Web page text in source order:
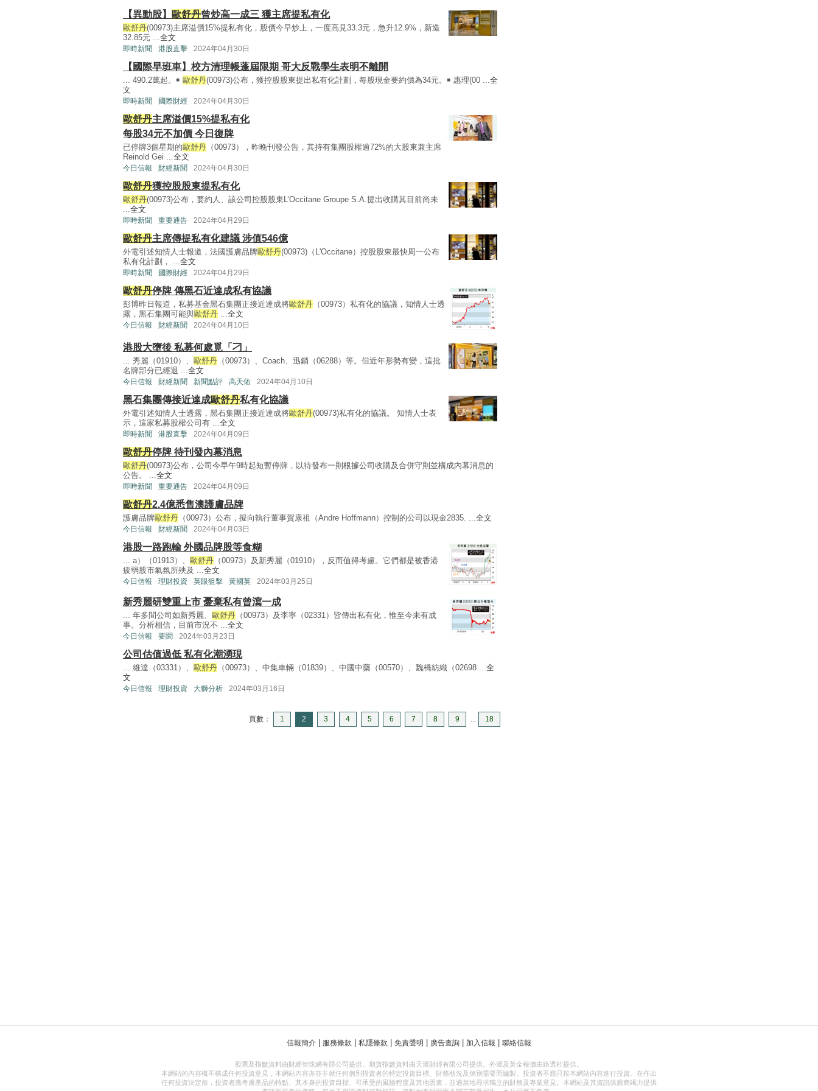
【異動股】 歐舒丹曾炒高一成三 獲主席提私有化
歐舒丹(00973)主席溢價15%提私有化，股價今早炒上，一度高見33.3元，急升12.9%，新造
32.85元 ...全文
即時新聞 港股直擊 2024年04月30日
【國際早班車】校方清理帳蓬屆限期 哥大反戰學生表明不離開
... 490.2萬起。￭ 歐舒丹(00973)公布，獲控股股東提出私有化計劃，每股現金要約價為34元。￭ 惠理(00 ...全
文
即時新聞 國際財經 2024年04月30日
歐舒丹主席溢價15%提私有化
每股34元不加價 今日復牌
已停牌3個星期的歐舒丹 （00973），昨晚刊發公告，其持有集團股權逾72%的大股東兼主席
Reinold Gei ...全文
今日信報 財經新聞 2024年04月30日
歐舒丹獲控股股東提私有化
歐舒丹(00973)公布，要約人、該公司控股股東L’Occitane Groupe S.A.提出收購其目前尚未
...全文
即時新聞 重要通告 2024年04月29日
歐舒丹主席傳提私有化建議 涉值546億
外電引述知情人士報道，法國護膚品牌歐舒丹(00973)（L'Occitane）控股股東最快周一公布
私有化計劃， ...全文
即時新聞 國際財經 2024年04月29日
歐舒丹停牌 傳黑石近達成私有協議
彭博昨日報道，私募基金黑石集團正接近達成將歐舒丹 （00973）私有化的協議，知情人士透
露，黑石集團可能與歐舒丹 ...全文
今日信報 財經新聞 2024年04月10日
港股大墮後 私募何處覓「刁」
... 秀麗（01910）、 歐舒丹 （00973）、Coach、迅銷（06288）等。但近年形勢有變，這批
名牌部分已經退 ...全文
今日信報 財經新聞 新聞點評 高天佑 2024年04月10日
黑石集團傳接近達成歐舒丹私有化協議
外電引述知情人士透露，黑石集團正接近達成將歐舒丹(00973)私有化的協議。 知情人士表
示，這家私募股權公司有 ...全文
即時新聞 港股直擊 2024年04月09日
歐舒丹停牌 待刊發內幕消息
歐舒丹(00973)公布，公司今早午9時起短暫停牌，以待發布一則根據公司收購及合併守則並構成內幕消息的
公告。 ...全文
即時新聞 重要通告 2024年04月09日
歐舒丹2.4億悉售澳護膚品牌
護膚品牌歐舒丹 （00973）公布，擬向執行董事賀康祖（Andre Hoffmann）控制的公司以現金2835. ...全文
今日信報 財經新聞 2024年04月03日
港股一路跑輸 外國品牌股等食糊
... a）（01913）、 歐舒丹 （00973）及新秀麗（01910），反而值得考慮。它們都是被香港
疲弱股市氣氛所殃及 ...全文
今日信報 理財投資 英眼狙擊 黃國英 2024年03月25日
新秀麗研雙重上市 憂棄私有曾瀉一成
... 年多間公司如新秀麗、 歐舒丹 （00973）及李寧（02331）皆傳出私有化，惟至今未有成
事。分析相信，目前市況不 ...全文
今日信報 要聞 2024年03月23日
公司估值過低 私有化潮湧現
... 維達（03331）、 歐舒丹 （00973）、中集車輛（01839）、中國中藥（00570）、魏橋紡織（02698 ...全
文
今日信報 理財投資 大獅分析 2024年03月16日
頁數： 1 2 3 4 5 6 7 8 9 ... 18
信報簡介 服務條款 私隱條款 免責聲明 廣告查詢 加入信報 聯絡信報
股票及指數資料由財經智珠網有限公司提供。期貨指數資料由天滙財經有限公司提供。外滙及黃金報價由路透社提供。
本網站的內容概不構成任何投資意見，本網站內容亦並非就任何個別投資者的特定投資目標、財務狀況及個別需要而編製。投資者不應只按本網站內容進行投資。在作出
任何投資決定前，投資者應考慮產品的特點、其本身的投資目標、可承受的風險程度及其他因素，並適當地尋求獨立的財務及專業意見。本網站及其資訊供應商竭力提供